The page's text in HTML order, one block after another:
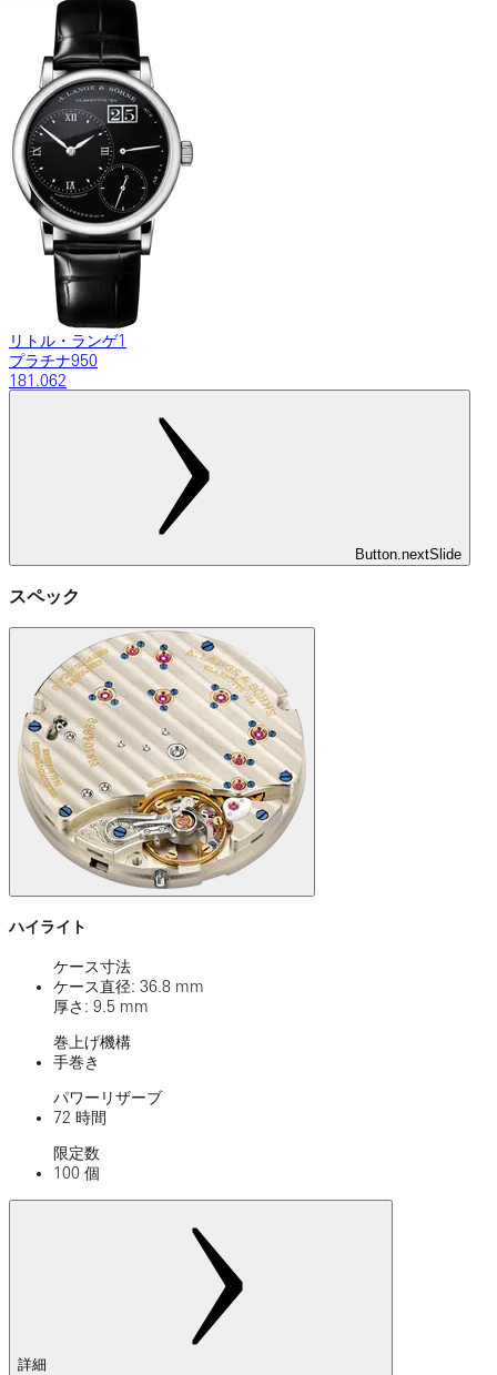
リトル・ランゲ1
プラチナ950
181.062
Button.nextSlide
スペック
ハイライト
ケース寸法
ケース直径: 36.8 mm
厚さ: 9.5 mm
巻上げ機構
手巻き
パワーリザーブ
72 時間
限定数
100 個
詳細